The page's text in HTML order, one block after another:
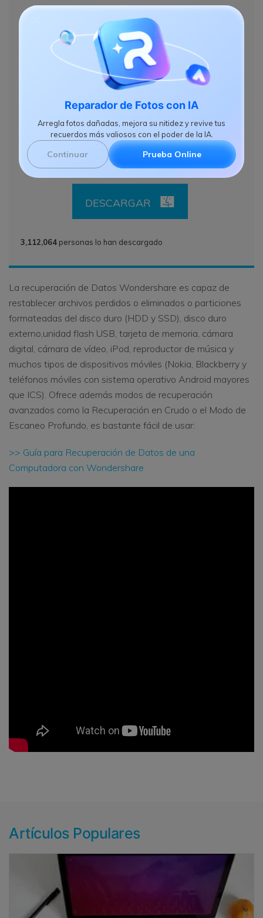
Reparador de Fotos con IA
Arregla fotos dañadas, mejora su nitidez y revive tus
recuerdos más valiosos con el poder de la IA.
Continuar Prueba Online
unidad flash, cámara digital y videocámaras
La vista previa antes de la recuperación te
permite hacer una recuperación selectiva
Compatible con OS:Windows
10/8/7/XP/Vista, Mac OS X (Mac OS X 10.6,
MacBook, Mac Pro etc.
DESCARGAR
DESCARGAR
3,112,064 personas lo han descargado
La recuperación de Datos Wondershare es capaz de
restablecer archivos perdidos o eliminados o particiones
formateadas del disco duro (HDD y SSD), disco duro
externo,unidad flash USB, tarjeta de memoria, cámara
digital, cámara de vídeo, iPod, reproductor de música y
muchos tipos de dispositivos móviles (Nokia, Blackberry y
teléfonos móviles con sistema operativo Android mayores
que ICS). Ofrece además modos de recuperación
avanzados como la Recuperación en Crudo o el Modo de
Escaneo Profundo, es bastante fácil de usar:
>> Guía para Recuperación de Datos de una
Computadora con Wondershare
Artículos Populares